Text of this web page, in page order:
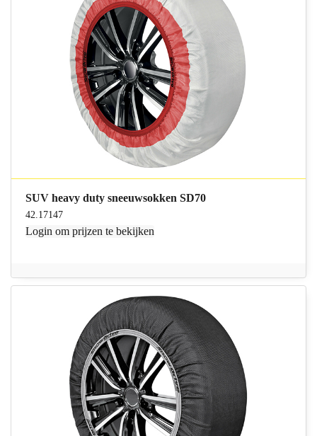
SUV heavy duty sneeuwsokken SD70
42.17147
Login om prijzen te bekijken